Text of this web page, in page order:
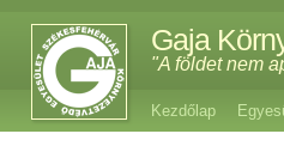
Gaja
"A földet nem
Kezdőlap